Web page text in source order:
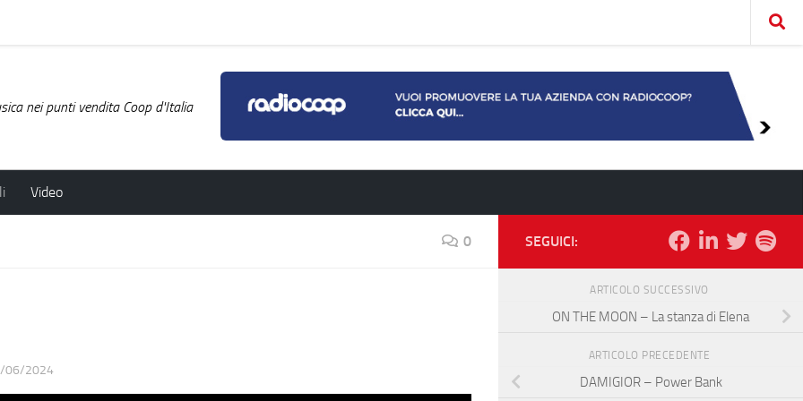
nei punti vendita Coop d'Italia
Video
0
06/2024
SEGUICI:
ARTICOLO SUCCESSIVO
ON THE MOON – La stanza di Elena
ARTICOLO PRECEDENTE
DAMIGIOR – Power Bank